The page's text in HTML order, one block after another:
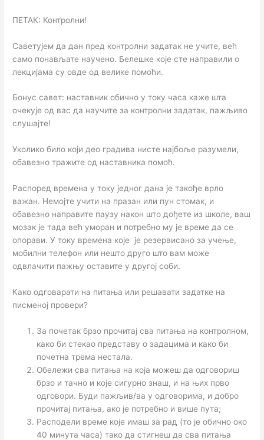
ПЕТАК: Контролни!
Саветујем да дан пред контролни задатак не учите, већ
само понављате научено. Белешке које сте направили о
лекцијама су овде од велике помоћи.
Бонус савет: наставник обично у току часа каже шта
очекује од вас да научите за контролни задатак, пажљиво
слушајте!
Уколико било који део градива нисте најбоље разумели,
обавезно трaжите од наставника помоћ.
Распоред времена у току једног дана је такође врло
важан. Немојте учити на празан или пун стомак, и
обавезно направите паузу након што дођете из школе, ваш
мозак је тада већ уморан и потребно му је време да се
опорави. У току времена које је резервисано за учење,
мобилни телефон или нешто друго што вам може
одвлачити пажњу оставите у другој соби.
Како одговарати на питања или решавати задатке на
писменој провери?
За почетак брзо прочитај сва питања на контролном,
како би стекао представу о задацима и како би
почетна трема нестала.
Обележи сва питања на која можеш да одговориш
брзо и тачно и које сигурно знаш, и на њих прво
одговори. Буди пажљив/ва у одговорима, и добро
прочитај питања, ако је потребно и више пута;
Расподели време које имаш за рад (то је обично око
40 минута часа) тако да стигнеш да сва питања